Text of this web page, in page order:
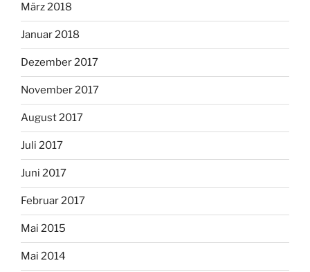
März 2018
Januar 2018
Dezember 2017
November 2017
August 2017
Juli 2017
Juni 2017
Februar 2017
Mai 2015
Mai 2014